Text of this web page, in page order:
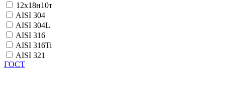
12х18н10т
AISI 304
AISI 304L
AISI 316
AISI 316Ti
AISI 321
ГОСТ